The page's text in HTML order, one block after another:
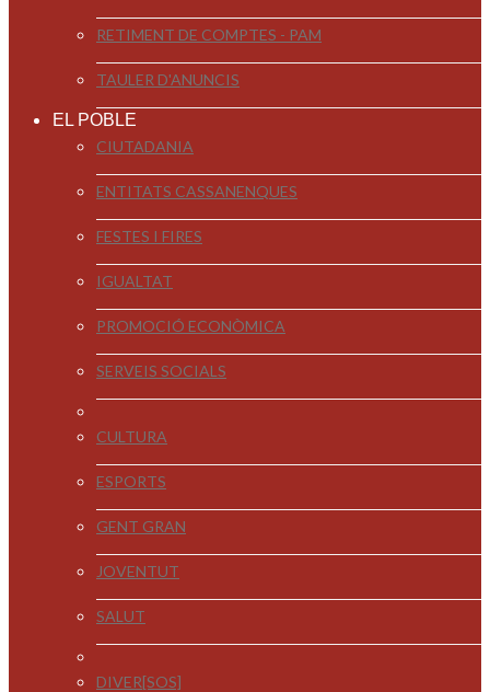
RETIMENT DE COMPTES - PAM
TAULER D'ANUNCIS
EL POBLE
CIUTADANIA
ENTITATS CASSANENQUES
FESTES I FIRES
IGUALTAT
PROMOCIÓ ECONÒMICA
SERVEIS SOCIALS
CULTURA
ESPORTS
GENT GRAN
JOVENTUT
SALUT
DIVER[SOS]